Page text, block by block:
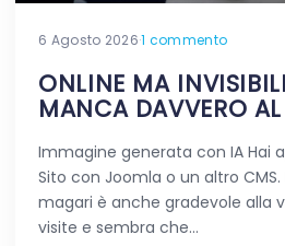
6 Agosto 2026·1 commento
ONLINE MA
MANCA DAVVERO
Immagine generata con IA Hai
Sito con Joomla o un altro
magari è anche gradevole alla
visite e sembra che…